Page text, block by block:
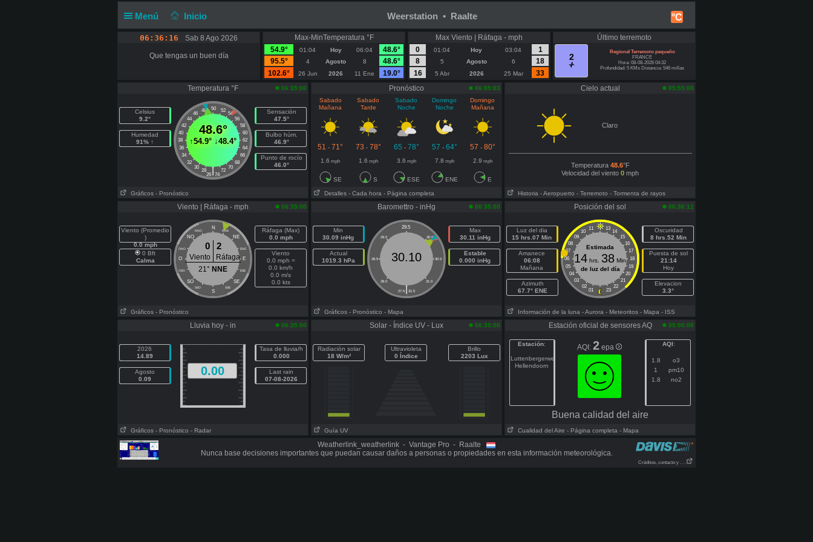
Menú Inicio °C
Weerstation • Raalte
06:36:16 Sab 8 Ago 2026
Que tengas un buen día
Max-MinTemperatura °F
54.9°
01:04 Hoy 06:04
48.6°
95.5°
4 Agosto 8
48.6°
102.6°
26 Jun 2026 11 Ene 19.0°
Max Viento | Ráfaga - mph
0
01:04 Hoy 03:04
1
8
5 Agosto 6
18
16
5 Abr 2026 25 Mar 33
Último terremoto
2
Regional Terremoto pequeño
FRANCE
Hora: 08-08-2026 04:32
Profundidad: 5 KMs Distancia: 546 millas
Temperatura °F 06:35:00
Celsius
9.2°
Humedad
91% ↑
50
48 52
46
54
44
56
42
58
40
60
38
62
36
64
34
66
32
68
30
70
28 72
|
26 74
48.6°
↑54.9° ↓48.4°
Sensación
47.5°
Bulbo húm.
46.9°
Punto de rocío
46.0°
Gráficos - Pronóstico
Pronóstico
06:05:03
Sabado
Mañana
Sabado
Tarde
Sabado
Noche
Domingo
Noche
Domingo
Mañana
51 - 71° 73 - 78° 65 - 78° 57 - 64° 57 - 80°
1.6 mph 1.6 mph 3.6 mph 7.8 mph 2.9 mph
SE S ESE ENE E
Detalles - Cada hora - Página completa
Cielo actual 05:55:00
Claro
Temperatura 48.6°F
Velocidad del viento 0 mph
Historia - Aeropuerto - Terremoto - Tormenta de rayos
Viento | Ráfaga - mph 06:35:00
Viento (Promedio
)
0.0 mph
0 Bft
Calma
N
NNO NNE
NO NE
ONO ENE
O E
OSO ESE
SO SE
SSO SSE
S
0 2
Viento
Ráfaga
21° NNE
Ráfaga (Max)
0.0 mph
Viento
0.0 mph =
0.0 km/h
0.0 m/s
0.0 kts
Gráficos - Pronóstico
Baromettro - inHg 06:35:00
Min
30.09 inHg
Actual
1019.3 hPa
29.5
29.0 30.0
28.5 30.5
28.0 31.0
|
27.5 31.5
30.10
Max
30.11 inHg
Estable
0.000 inHg
Gráficos - Pronóstico - Mapa
Posición del sol 06:36:11
Luz del dia
15 hrs.07 Min
Amanece
06:08
Mañana
Azimuth
67.7° ENE
11 13
10
14
09
15
08
16
07
17
06
18
05
19
04
20
03
21
02
22
01 23
Estimada
14 hrs. 38 Min
de luz del día
Oscuridad
8 hrs.52 Min
Puesta de sol
21:14
Hoy
Elevacion
3.3°
Información de la luna - Aurora - Meteoritos - Mapa - ISS
Lluvia hoy - in 06:35:00
2026
14.89
Agosto
0.09
0.00
Tasa de lluvia/h
0.000
Last rain
07-08-2026
Gráficos - Pronóstico - Radar
Solar - Índice UV - Lux 06:35:00
Radiación solar
18 W/m²
Ultravioleta
0 Índice
Brillo
2203 Lux
Guía UV
Estación oficial de sensores AQ 05:00:00
Estación:
Luttenbergerweg
Hellendoorn
AQI: 2 epa AQI:
1.8
o3
1
pm10
1.8
no2
Buena calidad del aire
Cualidad del Aire - Página completa - Mapa
Weatherlink_weatherlink - Vantage Pro - Raalte
Nunca base decisiones importantes que puedan causar daños a personas o propiedades en esta información meteorológica.
Créditos, contacto y . . .